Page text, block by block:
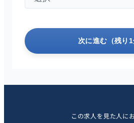
次に進む（残り1
この求人を見た人に